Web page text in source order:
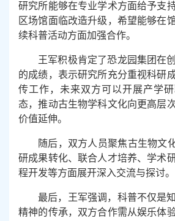
研究所能够在专业学术方面给予支
区场馆面临改造升级，希望能够在
续科普活动方面加强合作。
王军积极肯定了恐龙园集团在
的成绩，表示研究所充分重视科研
传工作，未来双方可以开展产学
态，推动古生物学科文化向更高层
价值延伸。
随后，双方人员聚焦古生物文
研成果转化、联合人才培养、学术
程开发等方面展开深入交流与探讨。
最后，王军强调，科普不仅是
精神的传承，双方合作需从娱乐体